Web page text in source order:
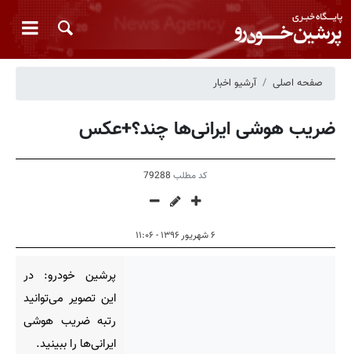
صفحه اصلی آرشیو اخبار
ضریب هوشی ایرانی‌ها چند؟+عکس
کد مطلب 79288
۶ شهریور ۱۳۹۶ - ۱۱:۰۶
پرشین خودرو: در
این تصویر می‌توانید
رتبه ضریب هوشی
ایرانی‌ها را ببینید.